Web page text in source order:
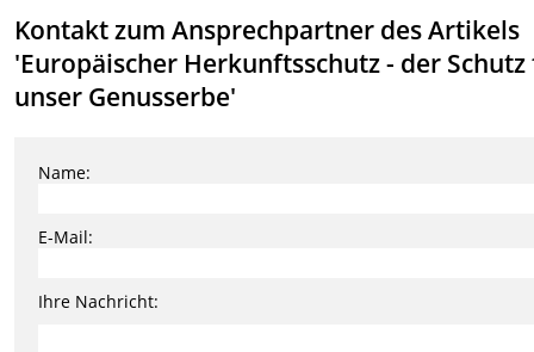
Kontakt zum Ansprechpartner des Artikels
'Europäischer Herkunftsschutz - der
unser Genusserbe'
Name:
E-Mail:
Ihre Nachricht: